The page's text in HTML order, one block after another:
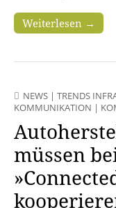
Weiterlesen →
NEWS | TRENDS
KOMMUNIKATION |
müssen